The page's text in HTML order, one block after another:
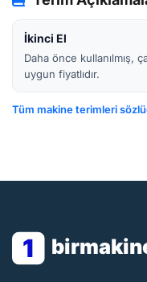
İkinci El
Daha önce kullanılmış,
uygun fiyatlıdır.
Tüm makine terimleri
1